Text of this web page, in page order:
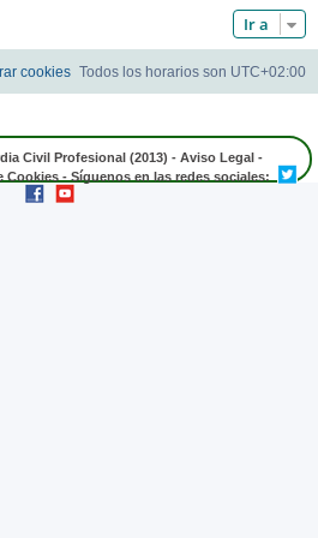
Ir a
Todos los horarios son UTC+02:00
cookies
Civil Profesional (2013) - Aviso Legal -
Cookies - Síguenos en las redes sociales: